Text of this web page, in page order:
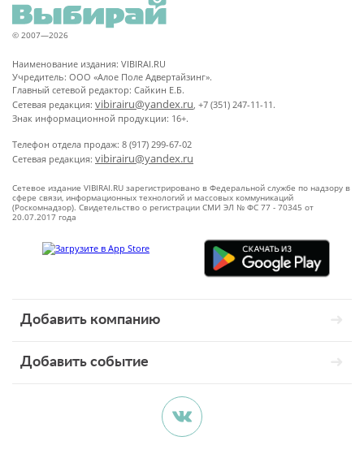
© 2007—2026
Наименование издания: VIBIRAI.RU
Учредитель: ООО «Алое Поле Адвертайзинг».
Главный сетевой редактор: Сайкин Е.Б.
Сетевая редакция: vibirairu@yandex.ru, +7 (351) 247-11-11.
Знак информационной продукции: 16+.
Телефон отдела продаж: 8 (917) 299-67-02
Сетевая редакция: vibirairu@yandex.ru
Сетевое издание VIBIRAI.RU зарегистрировано в Федеральной службе по надзору в
сфере связи, информационных технологий и массовых коммуникаций
(Роскомнадзор). Свидетельство о регистрации СМИ ЭЛ № ФС 77 - 70345 от
20.07.2017 года
Добавить компанию
Добавить событие